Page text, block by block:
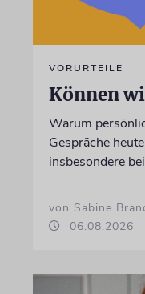
VORURTEILE
Können
Warum
Gespräche
insbesondere
von Sabine
06.08.2026